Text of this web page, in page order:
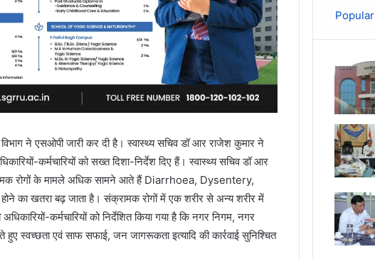
ने एसओपी जारी कर दी है। स्वास्थ्य सचिव डॉ आर राजेश कुमार ने
कर्मचारियों को सख्त दिशा-निर्देश दिए हैं। स्वास्थ्य सचिव डॉ आर
रोगों के मामले अधिक सामने आते हैं Diarrhoea, Dysentery,
का खतरा बढ़ जाता है। संक्रामक रोगों में एक शरीर से अन्य शरीर में
कर्मचारियों को निर्देशित किया गया है कि नगर निगम, नगर
हुए स्वच्छता एवं साफ सफाई, जन जागरूकता इत्यादि की कार्रवाई सुनिश्चित
Popular